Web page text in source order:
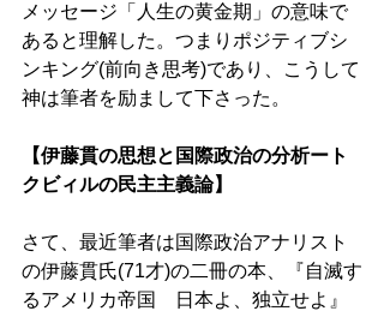
メッセージ「人生の黄金期」の意味で
あると理解した。つまりポジティブシ
ンキング(前向き思考)であり、こうして
神は筆者を励まして下さった。
【伊藤貫の思想と国際政治の分析ート
クビィルの民主主義論】
さて、最近筆者は国際政治アナリスト
の伊藤貫氏(71才)の二冊の本、『自滅す
るアメリカ帝国　日本よ、独立せよ』